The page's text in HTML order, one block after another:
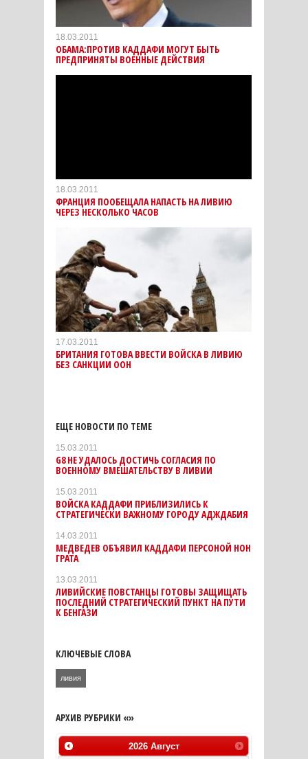
18.03.2011
ОБАМА:ПРОТИВ КАДДАФИ МОГУТ БЫТЬ
ПРЕДПРИНЯТЫ ВОЕННЫЕ ДЕЙСТВИЯ
18.03.2011
ФРАНЦИЯ ПООБЕЩАЛА НАПАСТЬ НА ЛИВИЮ
ЧЕРЕЗ НЕСКОЛЬКО ЧАСОВ
17.03.2011
БРИТАНИЯ ГОТОВА ВВЕСТИ ВОЙСКА В ЛИВИЮ
БЕЗ САНКЦИИ ООН
ЕЩЕ НОВОСТИ ПО ТЕМЕ
15.03.2011
G8 НЕ УДАЛОСЬ ДОСТИЧЬ СОГЛАСИЯ ПО
ВОЕННОМУ ВМЕШАТЕЛЬСТВУ В ЛИВИИ
15.03.2011
ВОЙСКА КАДДАФИ ПРИБЛИЗИЛИСЬ К
СТРАТЕГИЧЕСКИ ВАЖНОМУ ГОРОДУ АДЖДАБИЯ
14.03.2011
МЕДВЕДЕВ ОБЪЯВИЛ КАДДАФИ ПЕРСОНОЙ НОН
ГРАТА
13.03.2011
ЛИВИЙСКИЕ ПОВСТАНЦЫ ГОТОВЫ ЗАЩИЩАТЬ
ПОСЛЕДНИЙ СТРАТЕГИЧЕСКИЙ ПУНКТ НА ПУТИ
К БЕНГАЗИ
КЛЮЧЕВЫЕ СЛОВА
ливия
АРХИВ РУБРИКИ «»
2026 Август